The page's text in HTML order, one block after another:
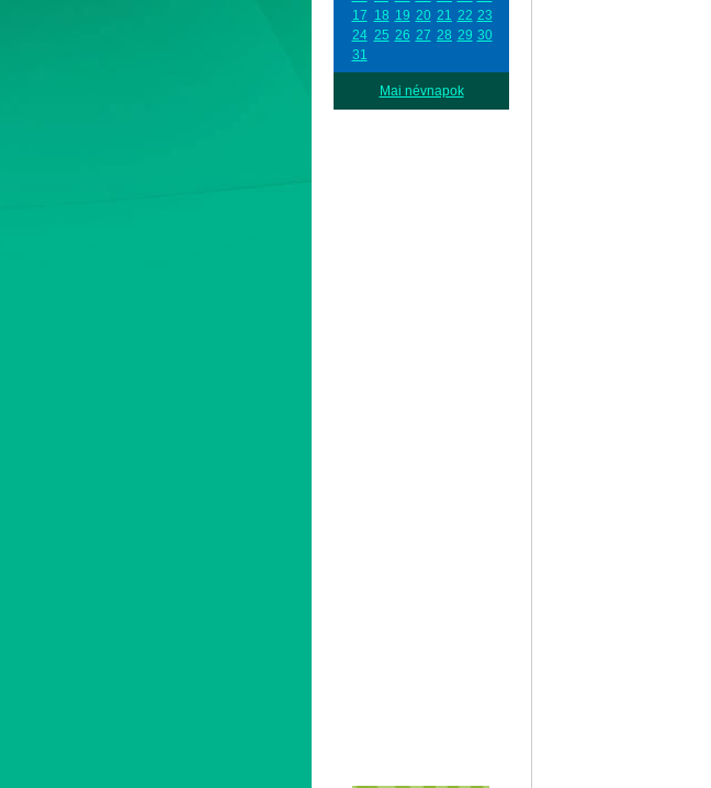
17 18 19 20 21 22 23
24 25 26 27 28 29 30
31
Mai névnapok